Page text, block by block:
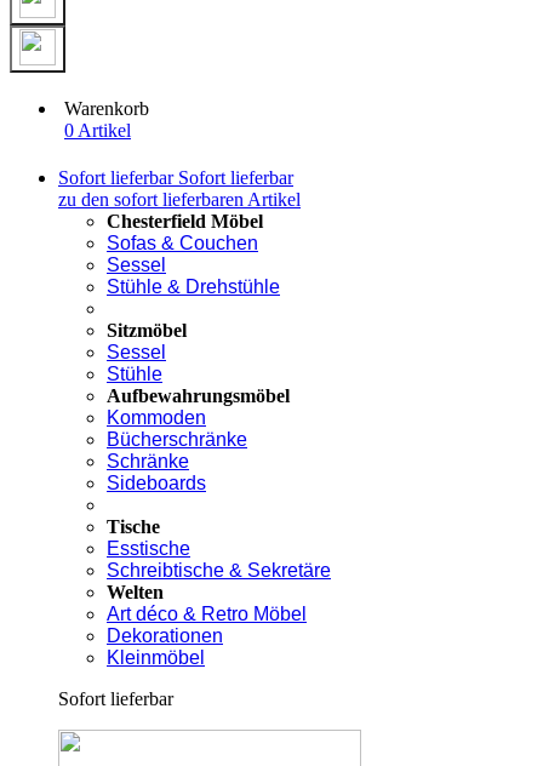
Warenkorb
0 Artikel
Sofort lieferbar Sofort lieferbar
zu den sofort lieferbaren Artikel
Chesterfield Möbel
Sofas & Couchen
Sessel
Stühle & Drehstühle
Sitzmöbel
Sessel
Stühle
Aufbewahrungsmöbel
Kommoden
Bücherschränke
Schränke
Sideboards
Tische
Esstische
Schreibtische & Sekretäre
Welten
Art déco & Retro Möbel
Dekorationen
Kleinmöbel
Sofort lieferbar